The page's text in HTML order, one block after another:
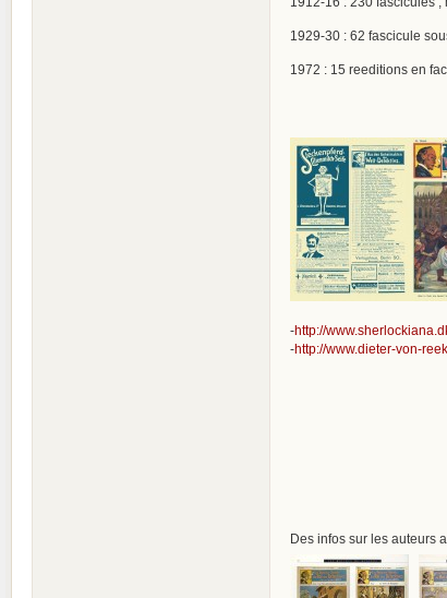
1929-30 : 62 fascicule
1972 : 15 reeditions en
-http://
-http://www.dieter-von-
Des infos sur les auteurs